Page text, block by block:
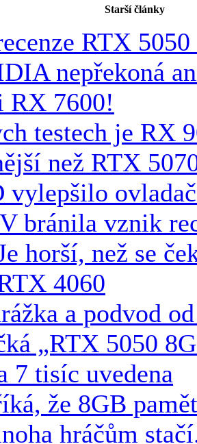
Starší články
RTX
nepřekoná
RX 7600!
testech je RX
než RTX
vylepšilo
bránila vznik
horší, než se
4060
a podvod
„RTX 5050
7 tisíc uvedena
že 8GB
hráčům